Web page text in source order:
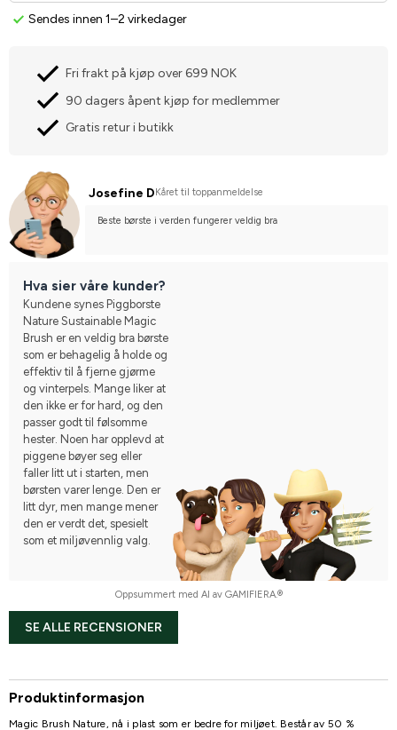
Sendes innen 1–2 virkedager
Fri frakt på kjøp over 699 NOK
90 dagers åpent kjøp for medlemmer
Gratis retur i butikk
Josefine D Kåret til toppanmeldelse
Beste børste i verden fungerer veldig bra
Hva sier våre kunder?
Kundene synes Piggborste
Nature Sustainable Magic
Brush er en veldig bra børste
som er behagelig å holde og
effektiv til å fjerne gjørme
og vinterpels. Mange liker at
den ikke er for hard, og den
passer godt til følsomme
hester. Noen har opplevd at
piggene bøyer seg eller
faller litt ut i starten, men
børsten varer lenge. Den er
litt dyr, men mange mener
den er verdt det, spesielt
som et miljøvennlig valg.
Oppsummert med AI av GAMIFIERA.®
SE ALLE RECENSIONER
Produktinformasjon
Magic Brush Nature, nå i plast som er bedre for miljøet. Består av 50 %